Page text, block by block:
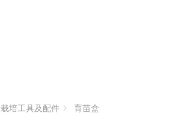
栽培工具及配件 育苗盒